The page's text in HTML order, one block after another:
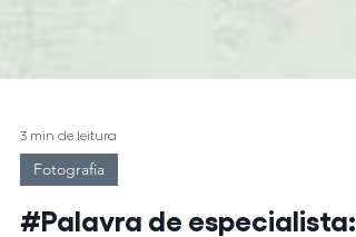
3 min de leitura